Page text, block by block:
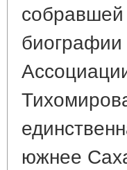
собравшей
биографии
южнее